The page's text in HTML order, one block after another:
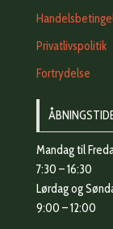
Privatlivspolitik
Fortrydelse
Mandag til
7:30 – 16:30
Lørdag og
9:00 – 12:00